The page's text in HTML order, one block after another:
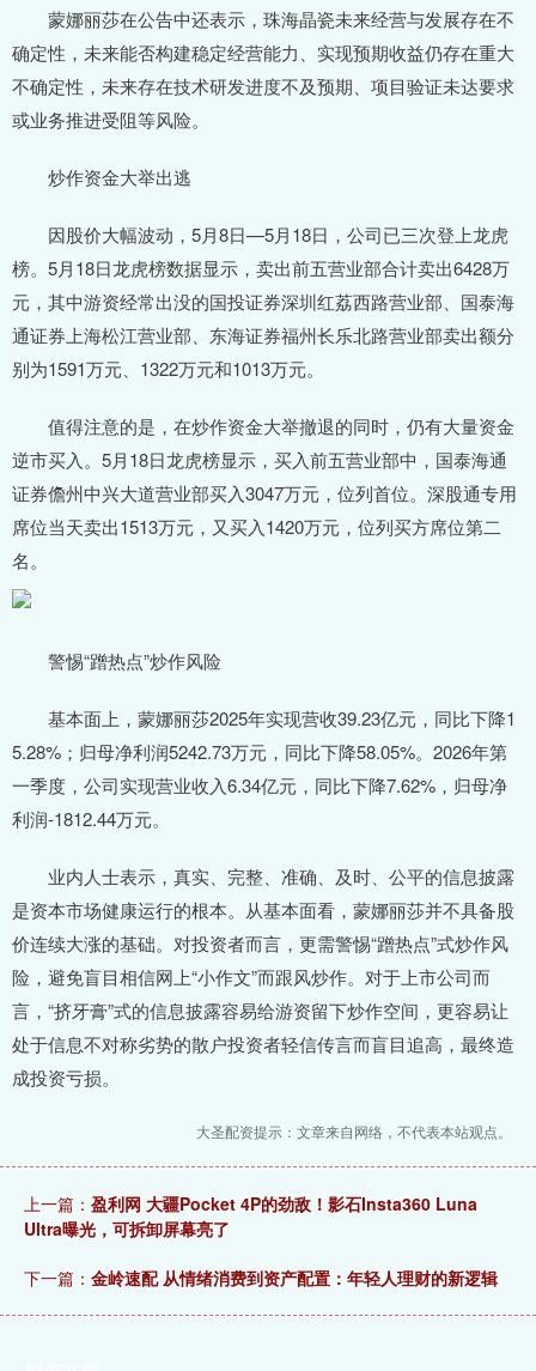
蒙娜丽莎在公告中还表示，珠海晶瓷未来经营与发展存在不
确定性，未来能否构建稳定经营能力、实现预期收益仍存在重大
不确定性，未来存在技术研发进度不及预期、项目验证未达要求
或业务推进受阻等风险。
炒作资金大举出逃
因股价大幅波动，5月8日—5月18日，公司已三次登上龙虎
榜。5月18日龙虎榜数据显示，卖出前五营业部合计卖出6428万
元，其中游资经常出没的国投证券深圳红荔西路营业部、国泰海
通证券上海松江营业部、东海证券福州长乐北路营业部卖出额分
别为1591万元、1322万元和1013万元。
值得注意的是，在炒作资金大举撤退的同时，仍有大量资金
逆市买入。5月18日龙虎榜显示，买入前五营业部中，国泰海通
证券儋州中兴大道营业部买入3047万元，位列首位。深股通专用
席位当天卖出1513万元，又买入1420万元，位列买方席位第二
名。
警惕“蹭热点”炒作风险
基本面上，蒙娜丽莎2025年实现营收39.23亿元，同比下降1
5.28%；归母净利润5242.73万元，同比下降58.05%。2026年第
一季度，公司实现营业收入6.34亿元，同比下降7.62%，归母净
利润-1812.44万元。
业内人士表示，真实、完整、准确、及时、公平的信息披露
是资本市场健康运行的根本。从基本面看，蒙娜丽莎并不具备股
价连续大涨的基础。对投资者而言，更需警惕“蹭热点”式炒作风
险，避免盲目相信网上“小作文”而跟风炒作。对于上市公司而
言，“挤牙膏”式的信息披露容易给游资留下炒作空间，更容易让
处于信息不对称劣势的散户投资者轻信传言而盲目追高，最终造
成投资亏损。
大圣配资提示：文章来自网络，不代表本站观点。
上一篇： 盈利网 大疆Pocket 4P的劲敌！影石Insta360 Luna
Ultra曝光，可拆卸屏幕亮了
下一篇： 金岭速配 从情绪消费到资产配置：年轻人理财的新逻辑